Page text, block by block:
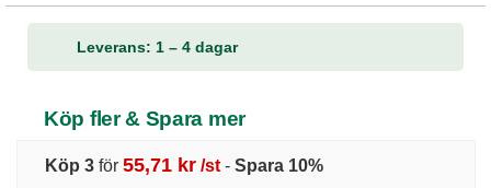
Leverans: 1 – 4 dagar
Köp fler & Spara mer
Köp 3 för 55,71 kr /st - Spara 10%